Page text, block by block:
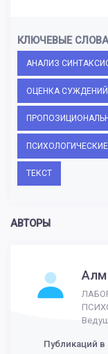
КЛЮЧЕВЫЕ СЛОВА
АНАЛИЗ
ОЦЕНКА СУЖДЕНИЙ
ТЕКСТ
АВТОРЫ
Публикаций в